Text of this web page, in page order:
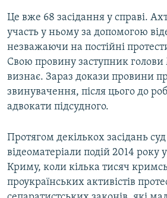
Це вже 68 засідання у справі.
участь у ньому за допомогою
незважаючи на постійні
Свою провину заступник
визнає. Зараз докази провини
звинувачення, після цього до
адвокати підсудного.
Протягом декількох засідань
відеоматеріали подій 2014 року
Криму, коли кілька тисяч
проукраїнських активістів